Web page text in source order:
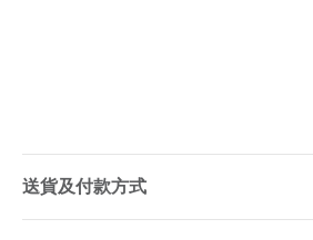
送貨及付款方式